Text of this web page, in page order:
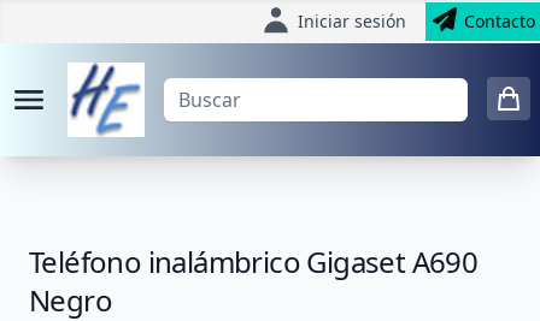
Iniciar sesión Contacto
Teléfono inalámbrico Gigaset A690
Negro